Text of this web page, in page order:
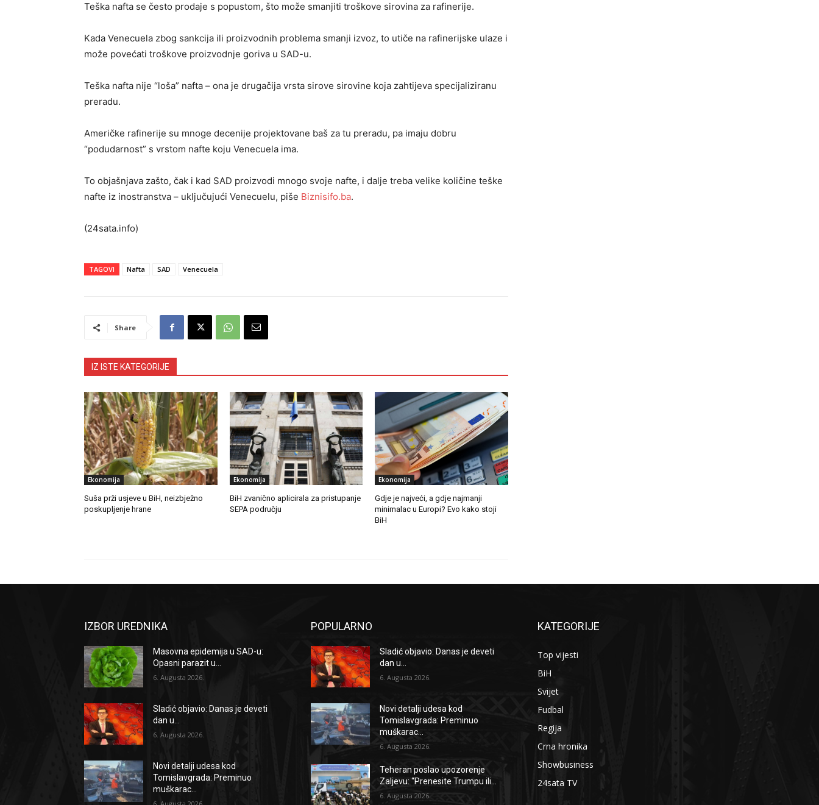
Teška nafta se često prodaje s popustom, što može smanjiti troškove sirovina za rafinerije.
Kada Venecuela zbog sankcija ili proizvodnih problema smanji izvoz, to utiče na rafinerijske ulaze i
može povećati troškove proizvodnje goriva u SAD-u.
Teška nafta nije “loša” nafta – ona je drugačija vrsta sirove sirovine koja zahtijeva specijaliziranu
preradu.
Američke rafinerije su mnoge decenije projektovane baš za tu preradu, pa imaju dobru
“podudarnost” s vrstom nafte koju Venecuela ima.
To objašnjava zašto, čak i kad SAD proizvodi mnogo svoje nafte, i dalje treba velike količine teške
nafte iz inostranstva – uključujući Venecuelu, piše Biznisifo.ba.
(24sata.info)
TAGOVI Nafta SAD Venecuela
Share
IZ ISTE KATEGORIJE
Ekonomija
Suša prži usjeve u BiH, neizbježno
poskupljenje hrane
Ekonomija
BiH zvanično aplicirala za pristupanje
SEPA području
Ekonomija
Gdje je najveći, a gdje najmanji
minimalac u Europi? Evo kako stoji
BiH
IZBOR UREDNIKA
Masovna epidemija u SAD-u:
Opasni parazit u...
6. Augusta 2026.
Sladić objavio: Danas je deveti
dan u...
6. Augusta 2026.
Novi detalji udesa kod
Tomislavgrada: Preminuo
muškarac...
POPULARNO
Sladić objavio: Danas je deveti
dan u...
6. Augusta 2026.
Novi detalji udesa kod
Tomislavgrada: Preminuo
muškarac...
6. Augusta 2026.
Teheran poslao upozorenje
Zaljevu: “Prenesite Trumpu ili...
6. Augusta 2026.
KATEGORIJE
Top vijesti
BiH
Svijet
Fudbal
Regija
Crna hronika
Showbusiness
24sata TV